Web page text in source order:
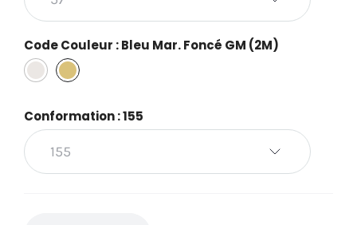
Code Couleur : Bleu Mar. Foncé GM (2M)
Bleu
Mar.
GD
(2D)
Bleu
Mar.
GM
(2M)
Conformation : 155